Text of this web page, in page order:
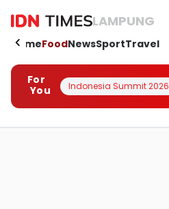
LAMPUNG
HomeFoodNewsSportTravel
For
You
Indonesia Summit 2026